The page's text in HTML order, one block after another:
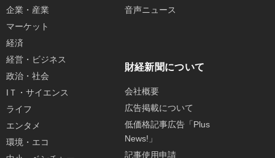
企業・産業
マーケット
経済
経営・ビジネス
政治・社会
IＴ・サイエンス
ライフ
エンタメ
環境・エコ
音声ニュース
財経新聞について
会社概要
広告掲載について
低価格記事広告「Plus
News!」
記事使用申請